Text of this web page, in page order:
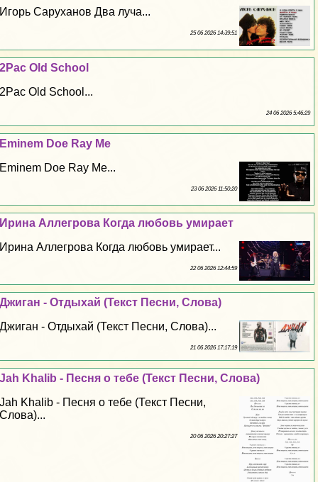
Игорь Саруханов Два луча...
25 06 2026 14:39:51
2Pac Old School
2Pac Old School...
24 06 2026 5:46:29
Eminem Doe Ray Me
Eminem Doe Ray Me...
23 06 2026 11:50:20
Ирина Аллегрова Когда любовь умирает
Ирина Аллегрова Когда любовь умирает...
22 06 2026 12:44:59
Джиган - Отдыхай (Текст Песни, Слова)
Джиган - Отдыхай (Текст Песни, Слова)...
21 06 2026 17:17:19
Jah Khalib - Песня о тебе (Текст Песни, Слова)
Jah Khalib - Песня о тебе (Текст Песни,
Слова)...
20 06 2026 20:27:27